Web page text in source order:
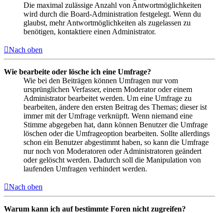
Die maximal zulässige Anzahl von Antwortmöglichkeiten
wird durch die Board-Administration festgelegt. Wenn du
glaubst, mehr Antwortmöglichkeiten als zugelassen zu
benötigen, kontaktiere einen Administrator.
Nach oben
Wie bearbeite oder lösche ich eine Umfrage?
Wie bei den Beiträgen können Umfragen nur vom
ursprünglichen Verfasser, einem Moderator oder einem
Administrator bearbeitet werden. Um eine Umfrage zu
bearbeiten, ändere den ersten Beitrag des Themas; dieser ist
immer mit der Umfrage verknüpft. Wenn niemand eine
Stimme abgegeben hat, dann können Benutzer die Umfrage
löschen oder die Umfrageoption bearbeiten. Sollte allerdings
schon ein Benutzer abgestimmt haben, so kann die Umfrage
nur noch von Moderatoren oder Administratoren geändert
oder gelöscht werden. Dadurch soll die Manipulation von
laufenden Umfragen verhindert werden.
Nach oben
Warum kann ich auf bestimmte Foren nicht zugreifen?